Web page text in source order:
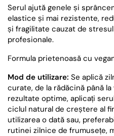
Serul ajută genele și
elastice și mai rezistente,
și fragilitate cauzat de
profesionale.
Formula prietenoasă cu
Mod de utilizare: Se aplică
curate, de la rădăcină până
rezultate optime, aplicați
ciclul natural de creștere al
utilizarea o dată sau,
rutinei zilnice de frumusețe,